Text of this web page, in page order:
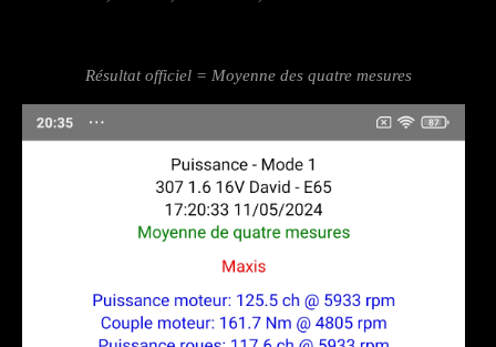
Résultat officiel = Moyenne des quatre mesures